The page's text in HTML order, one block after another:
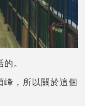
。
峰，所以關於這個